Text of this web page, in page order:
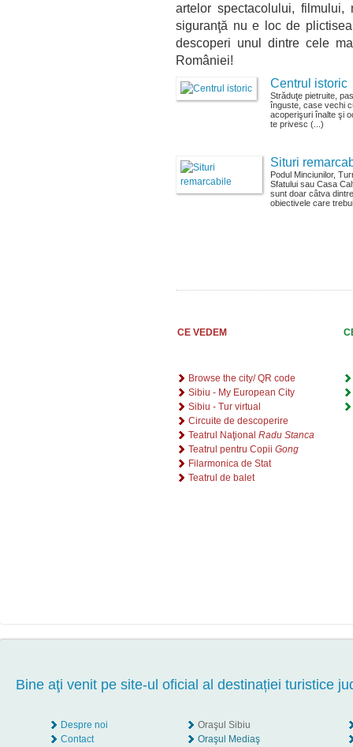
artelor spectacolului,
siguranţă nu e loc de
descoperi unul dintre cele
României!
Centrul istoric
Străduţe pietruite,
înguste, case vechi
acoperişuri înalte şi
te privesc (...)
Situri
Podul Minciunilor,
Sfatului sau Casa
sunt doar câtva dintre
obiectivele care
CE VEDEM
Browse the city/ QR code
Sibiu - My European City
Sibiu - Tur virtual
Circuite de descoperire
Teatrul Naţional Radu Stanca
Teatrul pentru Copii Gong
Filarmonica de Stat
Teatrul de balet
Bine aţi venit pe site-ul oficial al destinației turistice
Despre noi
Contact
Oraşul Sibiu
Oraşul Mediaş